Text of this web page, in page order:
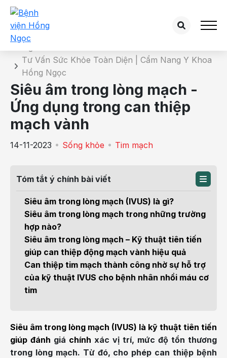
Chi tiết bài tư vấn
Tư Vấn Sức Khỏe Toàn Diện | Cẩm Nang Y Khoa
Hồng Ngọc
Siêu âm trong lòng mạch -
Ứng dụng trong can thiệp
mạch vành
14-11-2023 Sống khỏe Tim mạch
Tóm tắt ý chính bài viết
Siêu âm trong lòng mạch (IVUS) là gì?
Siêu âm trong lòng mạch trong những trường
hợp nào?
Siêu âm trong lòng mạch – Kỹ thuật tiên tiến
giúp can thiệp động mạch vành hiệu quả
Can thiệp tim mạch thành công nhờ sự hỗ trợ
của kỹ thuật IVUS cho bệnh nhân nhồi máu cơ
tim
Siêu âm trong lòng mạch (IVUS) là kỹ thuật tiên tiến
giúp đánh giá chính xác vị trí, mức độ tổn thương
trong lòng mạch. Từ đó, cho phép can thiệp bệnh